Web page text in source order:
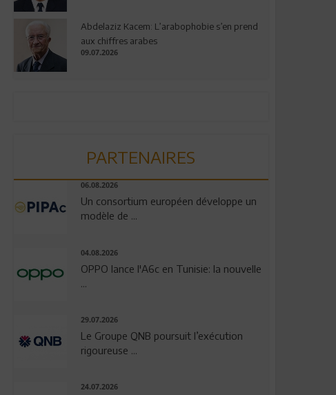
Abdelaziz Kacem: L’arabophobie s’en prend
aux chiffres arabes
09.07.2026
PARTENAIRES
06.08.2026
Un consortium européen développe un
modèle de ...
04.08.2026
OPPO lance l'A6c en Tunisie: la nouvelle
29.07.2026
Le Groupe QNB poursuit l’exécution
rigoureuse ...
24.07.2026